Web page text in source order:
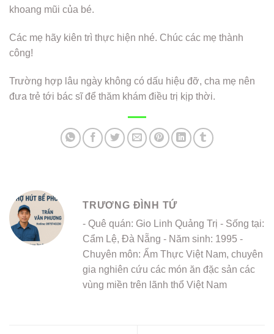
khoang mũi của bé.
Các mẹ hãy kiên trì thực hiện nhé. Chúc các mẹ thành
công!
Trường hợp lâu ngày không có dấu hiệu đỡ, cha mẹ nên
đưa trẻ tới bác sĩ để thăm khám điều trị kịp thời.
TRƯƠNG ĐÌNH TỨ
- Quê quán: Gio Linh Quảng Trị - Sống tại:
Cẩm Lệ, Đà Nẵng - Năm sinh: 1995 -
Chuyên môn: Ẩm Thực Việt Nam, chuyên
gia nghiên cứu các món ăn đặc sản các
vùng miền trên lãnh thổ Việt Nam